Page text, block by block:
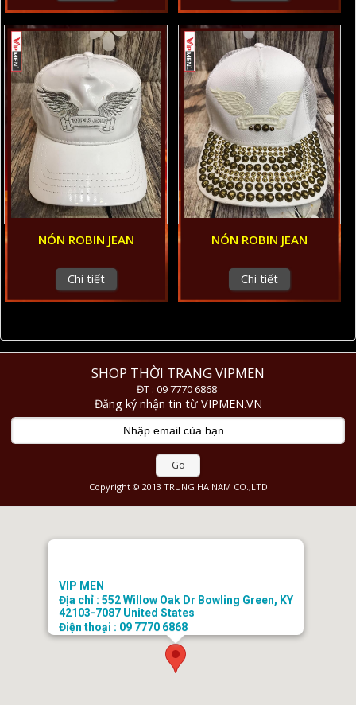
NÓN ROBIN JEAN
Chi tiết
NÓN ROBIN JEAN
Chi tiết
SHOP THỜI TRANG VIPMEN
ĐT : 09 7770 6868
Đăng ký nhận tin từ VIPMEN.VN
Go
Copyright © 2013 TRUNG HA NAM CO.,LTD
VIP MEN
Địa chỉ : 552 Willow Oak Dr Bowling Green, KY
42103-7087 United States
Điện thoại : 09 7770 6868
Email : doanhongtkt@gmail.com